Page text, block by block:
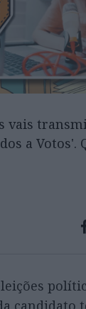
vais
a Votos'.
candidato